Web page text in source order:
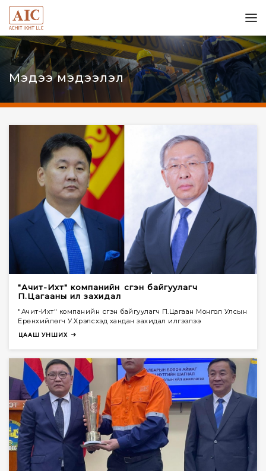
Мэдээ мэдээлэл
"Ачит-Ихт" компанийн үүсгэн байгуулагч
П.Цагааны ил захидал
"Ачит-Ихт" компанийн үүсгэн байгуулагч П.Цагаан Монгол Улсын
Ерөнхийлөгч У.Хүрэлсүхэд хандан захидал илгээлээ
ЦААШ УНШИХ